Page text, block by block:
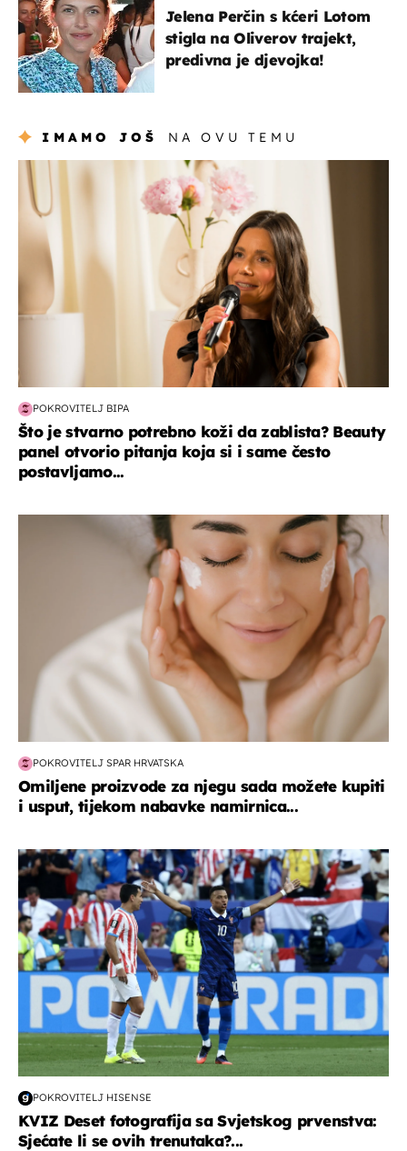
Jelena Perčin s kćeri Lotom
stigla na Oliverov trajekt,
predivna je djevojka!
IMAMO JOŠ NA OVU TEMU
moda & ljepota
POKROVITELJ BIPA
Što je stvarno potrebno koži da zablista? Beauty
panel otvorio pitanja koja si i same često
postavljamo...
moda & ljepota
POKROVITELJ SPAR HRVATSKA
Omiljene proizvode za njegu sada možete kupiti
i usput, tijekom nabavke namirnica...
svjetsko prvenstvo 2026
POKROVITELJ HISENSE
KVIZ Deset fotografija sa Svjetskog prvenstva:
Sjećate li se ovih trenutaka?...